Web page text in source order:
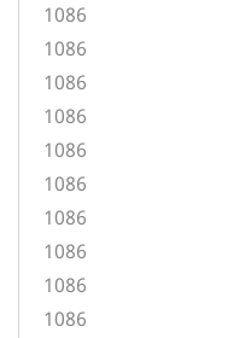
1086
1086
1086
1086
1086
1086
1086
1086
1086
1086